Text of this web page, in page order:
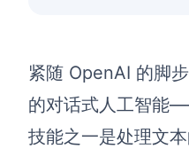
紧随 OpenAI 的脚
的对话式人工智能
技能之一是处理文